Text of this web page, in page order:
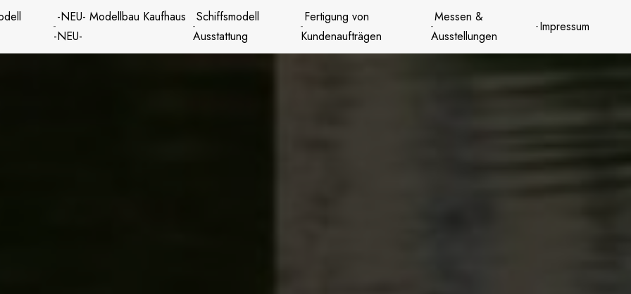
-NEU- Modellbau Kaufhaus
-NEU-
Schiffsmodell
Ausstattung
Fertigung von
Kundenaufträgen
Messen &
Ausstellungen
Impressum